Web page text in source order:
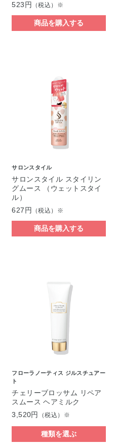
523円
（税込）※
商品を購入する
サロンスタイル
サロンスタイル スタイリン
グムース （ウェットスタイ
ル）
627円
（税込）※
商品を購入する
フローラノーティス ジルスチュアー
ト
チェリーブロッサム リペア
スムース ヘアミルク
3,520円
（税込）※
種類を選ぶ